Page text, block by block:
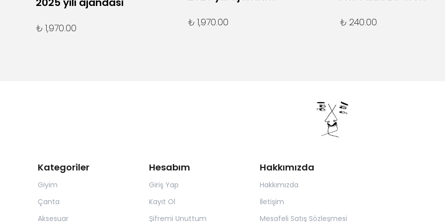
₺ 1,970.00 ₺ 1,970.00 ₺ 240.00
Kategoriler
Giyim
Çanta
Aksesuar
Hesabım
Giriş Yap
Kayıt Ol
Şifremi Unuttum
Hakkımızda
Hakkımızda
İletişim
Mesafeli Satış Sözleşmesi